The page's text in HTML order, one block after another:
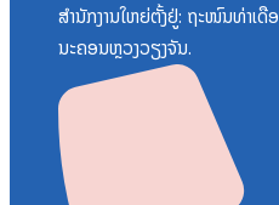
ສຳນັກງານໃຫຍ່ຕັ້ງຢູ່: ຖະໜົນທ່າເດື
ນະຄອນຫຼວງວຽງຈັນ.